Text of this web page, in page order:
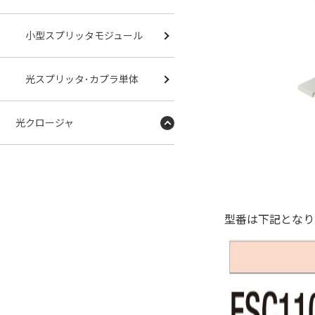
型番は下記とな
小型スプリッタモジュール
光スプリッタ･カプラ単体
光クロージャ